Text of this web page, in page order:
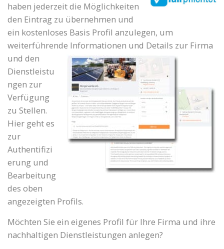
haben jederzeit die Möglichkeiten
den Eintrag zu übernehmen und
ein kostenloses Basis Profil anzulegen, um
weiterführende Informationen und Details zur Firma
und den
Dienstleistu
ngen zur
Verfügung
zu Stellen.
Hier geht es
zur
Authentifizi
erung und
Bearbeitung
des oben
angezeigten Profils.
Möchten Sie ein eigenes Profil für Ihre Firma und ihre
nachhaltigen Dienstleistungen anlegen?